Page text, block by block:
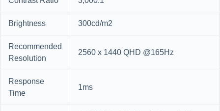
Brightness
300cd/m2
Recommended
Resolution
2560 x 1440 QHD @165Hz
Response
Time
1ms